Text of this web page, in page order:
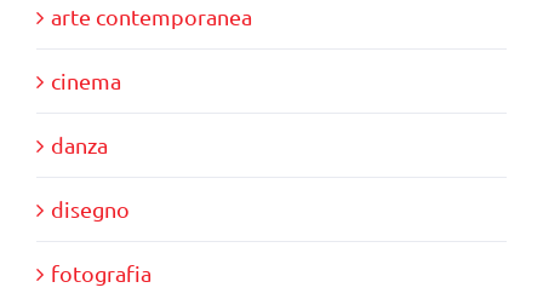
arte contemporanea
cinema
danza
disegno
fotografia